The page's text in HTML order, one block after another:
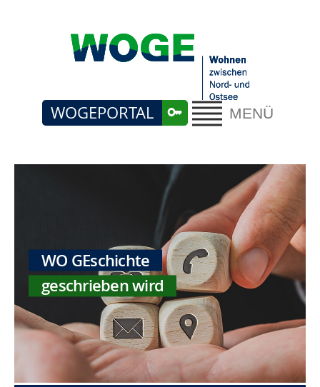
MENÜ
WOGEPORTAL
WO GEschichte
geschrieben wird